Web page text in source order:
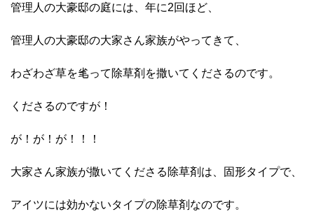
管理人の大豪邸の庭には、年に2回ほど、
管理人の大豪邸の大家さん家族がやってきて、
わざわざ草を毟って除草剤を撒いてくださるのです。
くださるのですが！
が！が！が！！！
大家さん家族が撒いてくださる除草剤は、固形タイプで、
アイツには効かないタイプの除草剤なのです。